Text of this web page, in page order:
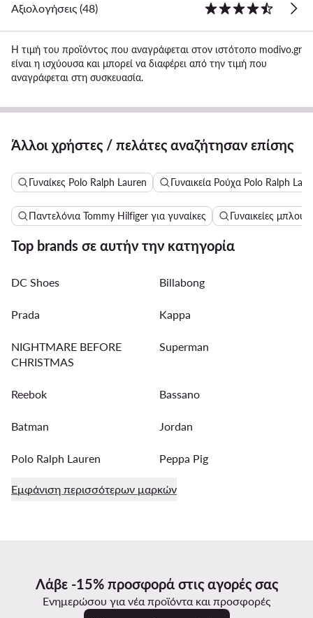
Αξιολογήσεις (48)
Η τιμή του προϊόντος που αναγράφεται στον ιστότοπο modivo.gr
είναι η ισχύουσα και μπορεί να διαφέρει από την τιμή που
αναγράφεται στη συσκευασία.
Άλλοι χρήστες / πελάτες αναζήτησαν επίσης
Γυναίκες Polo Ralph Lauren Γυναικεία Ρούχα Polo Ralph
Παντελόνια Tommy Hilfiger για γυναίκες Γυναικείες
Top brands σε αυτήν την κατηγορία
DC Shoes Billabong
Prada Kappa
NIGHTMARE BEFORE
CHRISTMAS
Superman
Reebok Bassano
Batman Jordan
Polo Ralph Lauren Peppa Pig
Εμφάνιση περισσότερων μαρκών
Λάβε -15% προσφορά στις αγορές σας
Ενημερώσου για νέα προϊόντα και προσφορές